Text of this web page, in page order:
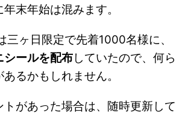
末年始は混みます。
三ヶ日限定で先着1000名様に、
シールを配布していたので、何ら
るかもしれません。
があった場合は、随時更新して